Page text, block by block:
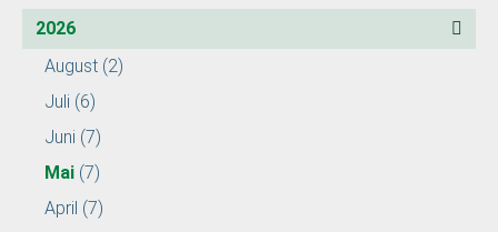
2026
August (2)
Juli (6)
Juni (7)
Mai (7)
April (7)